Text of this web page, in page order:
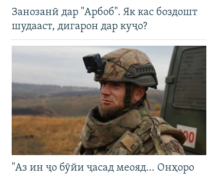
Занозанӣ дар "Арбоб". Як кас боздошт
шудааст, дигарон дар куҷо?
"Аз ин ҷо бӯйи ҷасад меояд… Онҳоро